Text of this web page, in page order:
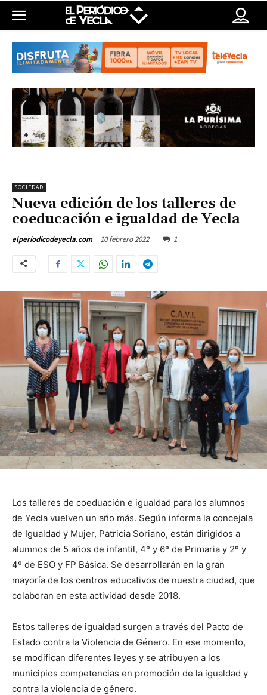
SOCIEDAD
Nueva edición de los talleres de
coeducación e igualdad de Yecla
elperiodicodeyecla.com 10 febrero 2022 1
Los talleres de coeduación e igualdad para los alumnos
de Yecla vuelven un año más. Según informa la concejala
de Igualdad y Mujer, Patricia Soriano, están dirigidos a
alumnos de 5 años de infantil, 4º y 6º de Primaria y 2º y
4º de ESO y FP Básica. Se desarrollarán en la gran
mayoría de los centros educativos de nuestra ciudad, que
colaboran en esta actividad desde 2018.
Estos talleres de igualdad surgen a través del Pacto de
Estado contra la Violencia de Género. En ese momento,
se modifican diferentes leyes y se atribuyen a los
municipios competencias en promoción de la igualdad y
contra la violencia de género.